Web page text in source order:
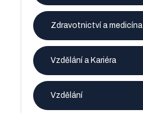
Zdravotnictví a medicína
Vzdělání a Kariéra
Vzdělání